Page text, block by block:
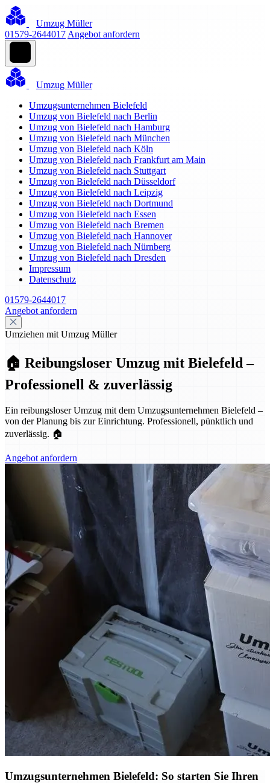
Umzug Müller
01579-2644017 Angebot anfordern
Umzug Müller
Umzugsunternehmen Bielefeld
Umzug von Bielefeld nach Berlin
Umzug von Bielefeld nach Hamburg
Umzug von Bielefeld nach München
Umzug von Bielefeld nach Köln
Umzug von Bielefeld nach Frankfurt am Main
Umzug von Bielefeld nach Stuttgart
Umzug von Bielefeld nach Düsseldorf
Umzug von Bielefeld nach Leipzig
Umzug von Bielefeld nach Dortmund
Umzug von Bielefeld nach Essen
Umzug von Bielefeld nach Bremen
Umzug von Bielefeld nach Hannover
Umzug von Bielefeld nach Nürnberg
Umzug von Bielefeld nach Dresden
Impressum
Datenschutz
01579-2644017
Angebot anfordern
Umziehen mit Umzug Müller
🏠 Reibungsloser Umzug mit Bielefeld –
Professionell & zuverlässig
Ein reibungsloser Umzug mit dem Umzugsunternehmen Bielefeld –
von der Planung bis zur Einrichtung. Professionell, pünktlich und
zuverlässig. 🏠
Angebot anfordern
Umzugsunternehmen Bielefeld: So starten Sie Ihren